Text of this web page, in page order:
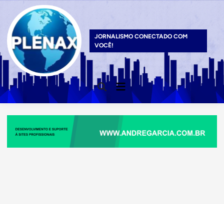
content
JORNALISMO CONECTADO COM
VOCÊ!
Open
Search
Main
Menu